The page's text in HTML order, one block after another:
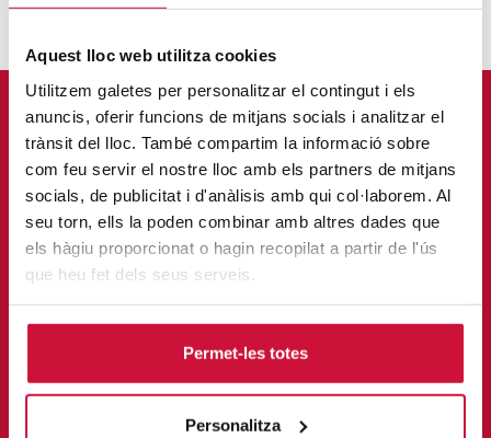
Aquest lloc web utilitza cookies
Utilitzem galetes per personalitzar el contingut i els
anuncis, oferir funcions de mitjans socials i analitzar el
trànsit del lloc. També compartim la informació sobre
com feu servir el nostre lloc amb els partners de mitjans
socials, de publicitat i d'anàlisis amb qui col·laborem. Al
seu torn, ells la poden combinar amb altres dades que
els hàgiu proporcionat o hagin recopilat a partir de l'ús
que heu fet dels seus serveis.
Permet-les totes
Personalitza
Contacta amb nosaltres